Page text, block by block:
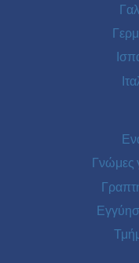
Γνώμες